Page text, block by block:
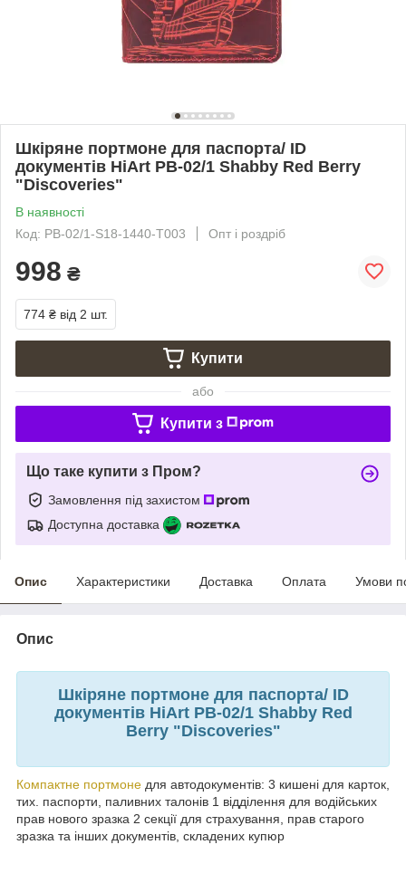
Шкіряне портмоне для паспорта/ ID
документів HiArt PB-02/1 Shabby Red Berry
"Discoveries"
В наявності
Код: PB-02/1-S18-1440-T003
Опт і роздріб
998 ₴
774 ₴ від 2 шт.
Купити
або
Купити з
Що таке купити з Пром?
Замовлення під захистом
Доступна доставка
Опис Характеристики Доставка Оплата Умови
Опис
Шкіряне портмоне для паспорта/ ID
документів HiArt PB-02/1 Shabby Red
Berry "Discoveries"
Компактне портмоне для автодокументів: 3 кишені для карток,
тих. паспорти, паливних талонів 1 відділення для водійських
прав нового зразка 2 секції для страхування, прав старого
зразка та інших документів, складених купюр